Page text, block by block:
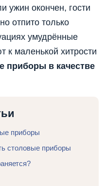
ужин окончен, гости
отпито только
умудрённые
к маленькой хитрости
приборы в качестве
приборы
столовые приборы